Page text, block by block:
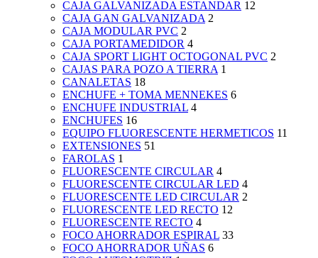
CAJA GALVANIZADA ESTANDAR 12
CAJA GAN GALVANIZADA 2
CAJA MODULAR PVC 2
CAJA PORTAMEDIDOR 4
CAJA SPORT LIGHT OCTOGONAL PVC 2
CAJAS PARA POZO A TIERRA 1
CANALETAS 18
ENCHUFE + TOMA MENNEKES 6
ENCHUFE INDUSTRIAL 4
ENCHUFES 16
EQUIPO FLUORESCENTE HERMETICOS 11
EXTENSIONES 51
FAROLAS 1
FLUORESCENTE CIRCULAR 4
FLUORESCENTE CIRCULAR LED 4
FLUORESCENTE LED CIRCULAR 2
FLUORESCENTE LED RECTO 12
FLUORESCENTE RECTO 4
FOCO AHORRADOR ESPIRAL 33
FOCO AHORRADOR UÑAS 6